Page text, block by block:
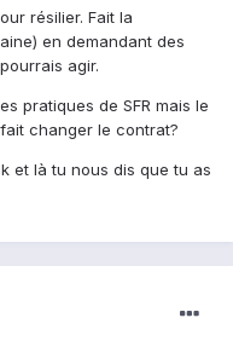
résilier. Fait la
en demandant des
agir.
pratiques de SFR mais le
changer le contrat?
et là tu nous dis que tu as